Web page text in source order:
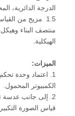
الدرجة الدائرية،
1.5 مزيج من
منتصف البناء
الهيكلية.
الميزات:
الكمبيوتر المحمول.
2. إلى جانب عدسة
قياس الصورة التكبير